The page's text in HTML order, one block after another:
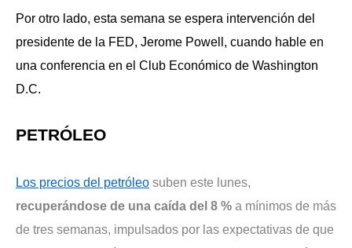
Por otro lado, esta semana se espera intervención del
presidente de la FED, Jerome Powell, cuando hable en
una conferencia en el Club Económico de Washington
D.C.
PETRÓLEO
Los precios del petróleo suben este lunes,
recuperándose de una caída del 8 % a mínimos de más
de tres semanas, impulsados por las expectativas de que